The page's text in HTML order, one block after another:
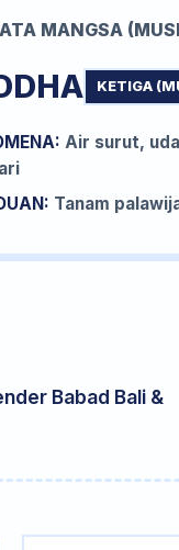
MANGSA
KETIGA
Air surut,
Tanam
Babad Bali &